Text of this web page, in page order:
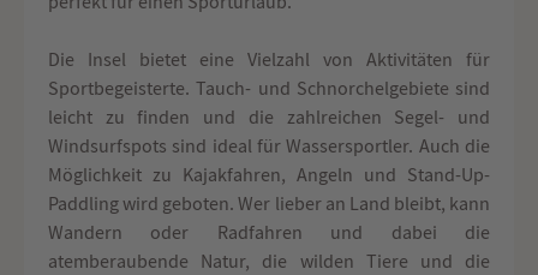
Die Insel bietet eine Vielzahl von Aktivitäten für
Sportbegeisterte. Tauch- und Schnorchelgebiete sind
leicht zu finden und die zahlreichen Segel- und
Windsurfspots sind ideal für Wassersportler. Auch die
Möglichkeit zu Kajakfahren, Angeln und Stand-Up-
Paddling wird geboten. Wer lieber an Land bleibt, kann
Wandern oder Radfahren und dabei die
atemberaubende Natur, die wilden Tiere und die